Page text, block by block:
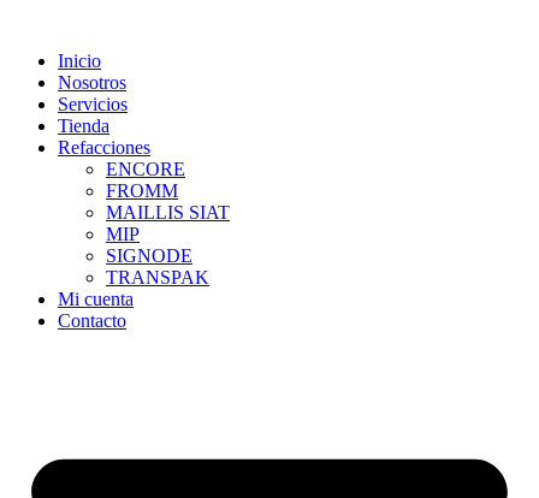
contentInicio
Nosotros
Servicios
Tienda
Refacciones
ENCORE
FROMM
MAILLIS SIAT
MIP
SIGNODE
TRANSPAK
Mi cuenta
Contacto